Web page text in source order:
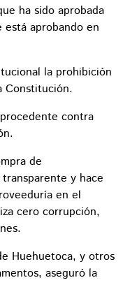
ha sido aprobada
aprobando en
la prohibición
Constitución.
contra
de
y hace
en el
cero corrupción,
Huehuetoca, y otros
aseguró la